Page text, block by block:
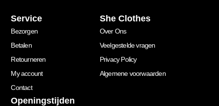
Service
Bezorgen
Betalen
Retourneren
My account
Contact
She Clothes
Over Ons
Veelgestelde vragen
Privacy Policy
Algemene voorwaarden
Openingstijden